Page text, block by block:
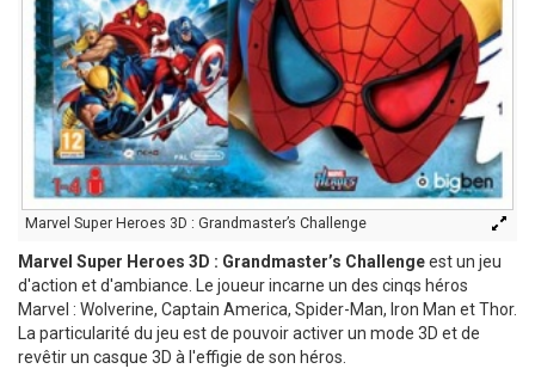
Marvel Super Heroes 3D : Grandmaster’s Challenge
Marvel Super Heroes 3D : Grandmaster’s Challengeest un jeu
d'action et d'ambiance. Le joueur incarne un des cinqs héros
Marvel : Wolverine, Captain America, Spider-Man, Iron Man et Thor.
La particularité du jeu est de pouvoir activer un mode 3D et de
revêtir un casque 3D à l'effigie de son héros.